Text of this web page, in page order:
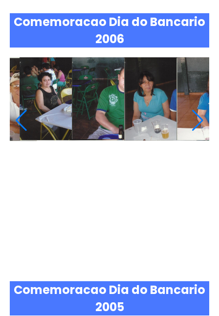
Comemoracao Dia do Bancario
2006
Comemoracao Dia do Bancario
2005